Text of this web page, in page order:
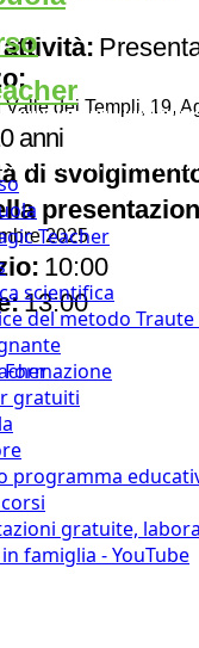
Teacher
scientifica
del metodo
gratuiti
programma
gratuite,
famiglia - YouTube
dei Templi, 19,
anni
di
2025
10:00
13:00